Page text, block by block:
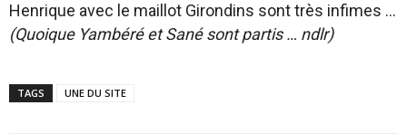
Henrique avec le maillot Girondins sont très infimes …
(Quoique Yambéré et Sané sont partis … ndlr)
TAGS UNE DU SITE